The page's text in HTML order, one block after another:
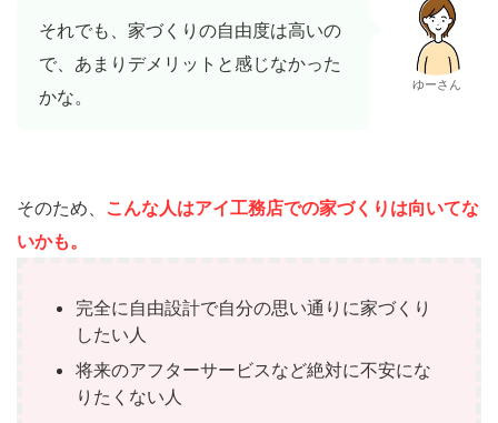
それでも、家づくりの自由度は高いの
で、あまりデメリットと感じなかった
かな。
ゆーさん
そのため、 こんな人はアイ工務店での家づくりは向いてな
いかも。
完全に自由設計で自分の思い通りに家づくり
したい人
将来のアフターサービスなど絶対に不安にな
りたくない人